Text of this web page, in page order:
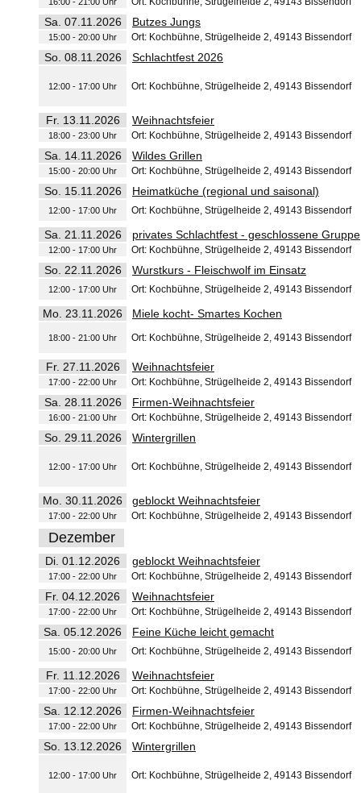
Sa. 07.11.2026 Butzes Jungs
15:00 - 20:00 Uhr Ort: Kochbühne, Strügelheide 2, 49143 Bissendorf
So. 08.11.2026 Schlachtfest 2026
12:00 - 17:00 Uhr Ort: Kochbühne, Strügelheide 2, 49143 Bissendorf
Fr. 13.11.2026 Weihnachtsfeier
18:00 - 23:00 Uhr Ort: Kochbühne, Strügelheide 2, 49143 Bissendorf
Sa. 14.11.2026 Wildes Grillen
15:00 - 20:00 Uhr Ort: Kochbühne, Strügelheide 2, 49143 Bissendorf
So. 15.11.2026 Heimatküche (regional und saisonal)
12:00 - 17:00 Uhr Ort: Kochbühne, Strügelheide 2, 49143 Bissendorf
Sa. 21.11.2026 privates Schlachtfest - geschlossene Gruppe
12:00 - 17:00 Uhr Ort: Kochbühne, Strügelheide 2, 49143 Bissendorf
So. 22.11.2026 Wurstkurs - Fleischwolf im Einsatz
12:00 - 17:00 Uhr Ort: Kochbühne, Strügelheide 2, 49143 Bissendorf
Mo. 23.11.2026 Miele kocht- Smartes Kochen
18:00 - 21:00 Uhr Ort: Kochbühne, Strügelheide 2, 49143 Bissendorf
Fr. 27.11.2026 Weihnachtsfeier
17:00 - 22:00 Uhr Ort: Kochbühne, Strügelheide 2, 49143 Bissendorf
Sa. 28.11.2026 Firmen-Weihnachtsfeier
16:00 - 21:00 Uhr Ort: Kochbühne, Strügelheide 2, 49143 Bissendorf
So. 29.11.2026 Wintergrillen
12:00 - 17:00 Uhr Ort: Kochbühne, Strügelheide 2, 49143 Bissendorf
Mo. 30.11.2026 geblockt Weihnachtsfeier
17:00 - 22:00 Uhr Ort: Kochbühne, Strügelheide 2, 49143 Bissendorf
Dezember
Di. 01.12.2026 geblockt Weihnachtsfeier
17:00 - 22:00 Uhr Ort: Kochbühne, Strügelheide 2, 49143 Bissendorf
Fr. 04.12.2026 Weihnachtsfeier
17:00 - 22:00 Uhr Ort: Kochbühne, Strügelheide 2, 49143 Bissendorf
Sa. 05.12.2026 Feine Küche leicht gemacht
15:00 - 20:00 Uhr Ort: Kochbühne, Strügelheide 2, 49143 Bissendorf
Fr. 11.12.2026 Weihnachtsfeier
17:00 - 22:00 Uhr Ort: Kochbühne, Strügelheide 2, 49143 Bissendorf
Sa. 12.12.2026 Firmen-Weihnachtsfeier
17:00 - 22:00 Uhr Ort: Kochbühne, Strügelheide 2, 49143 Bissendorf
So. 13.12.2026 Wintergrillen
12:00 - 17:00 Uhr Ort: Kochbühne, Strügelheide 2, 49143 Bissendorf